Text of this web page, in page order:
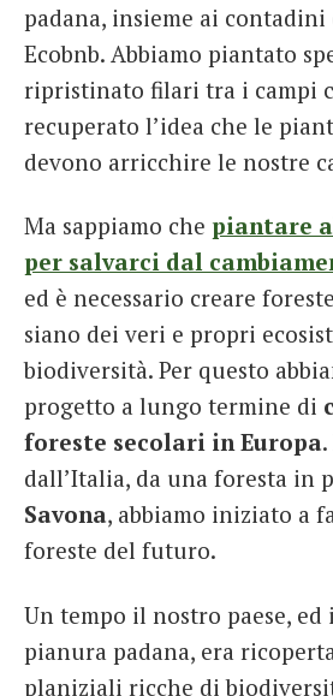
padana, insieme ai
Ecobnb. Abbiamo piantato
ripristinato filari tra i campi
recuperato l’idea che le
devono arricchire le nostre
Ma sappiamo che piantare
per salvarci dal
ed è necessario creare
siano dei veri e propri
biodiversità. Per questo
progetto a lungo termine di
foreste secolari in Europa
dall’Italia, da una foresta in
Savona, abbiamo iniziato a
foreste del futuro.
Un tempo il nostro paese,
pianura padana, era
planiziali ricche di